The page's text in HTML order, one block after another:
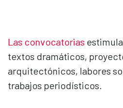
Las convocatorias
textos dramáticos,
arquitectónicos, labores
trabajos periodísticos.